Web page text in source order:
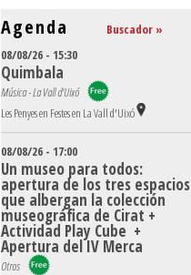
Agenda
Buscador »
08/08/26 - 15:30
Quimbala
Música - La Vall d'Uixó
Les Penyes en Festes en La Vall d'Uixó
08/08/26 - 17:00
Un museo para todos:
apertura de los tres espacios
que albergan la colección
museográfica de Cirat +
Actividad Play Cube +
Apertura del IV Merca
Otros